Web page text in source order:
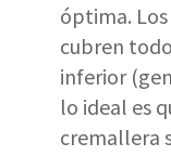
óptima.
cubren
inferior
lo ideal es
cremallera